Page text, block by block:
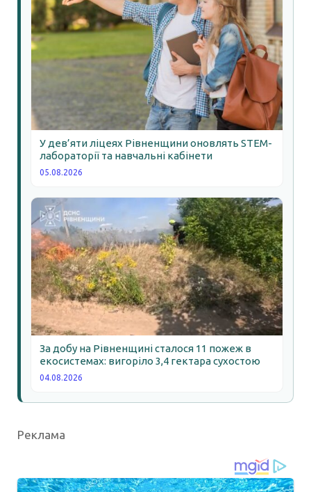
У дев’яти ліцеях Рівненщини оновлять STEM-
лабораторії та навчальні кабінети
05.08.2026
За добу на Рівненщині сталося 11 пожеж в
екосистемах: вигоріло 3,4 гектара сухостою
04.08.2026
Реклама